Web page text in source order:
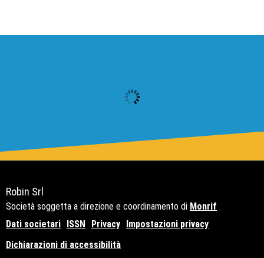
Robin Srl
Società soggetta a direzione e coordinamento di Monrif
Dati societari
ISSN Privacy
Impostazioni privacy
Dichiarazioni di accessibilità